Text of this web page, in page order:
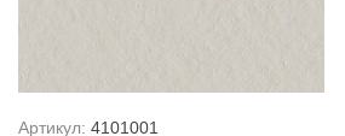
Артикул: 4101001